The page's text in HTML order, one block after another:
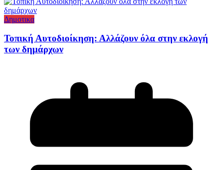
Δημοτικα
Τοπική Αυτοδιοίκηση: Αλλάζουν όλα στην εκλογή
των δημάρχων